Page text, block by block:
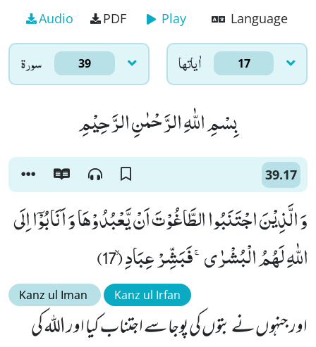
Audio PDF Play Language
سورۃ 39 اٰياتها 17
بِسْمِ اللّٰهِ الرَّحْمٰنِ الرَّحِیْمِ
39.17
وَ الَّذِیْنَ اجْتَنَبُوا الطَّاغُوْتَ اَنْ یَّعْبُدُوْهَا وَ اَنَابُوْۤا اِلَى
اللّٰهِ لَهُمُ الْبُشْرٰىۚ-فَبَشِّرْ عِبَادِۙ (17)
Kanz ul Iman Kanz ul Irfan
اورجنہوں نے بتوں کی پوجا سے اجتناب کیا اور اللہ کی